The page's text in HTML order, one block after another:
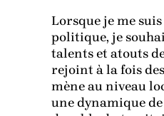
Lorsque je me
politique, je
talents et atouts
rejoint à la fois
mène au niveau
une dynamique